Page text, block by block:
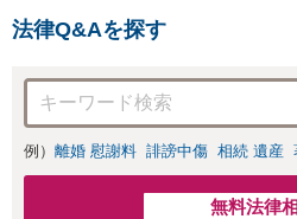
法律Q&Aを探す
例） 離婚 慰謝料 誹謗中傷 相続 遺産
無料法律